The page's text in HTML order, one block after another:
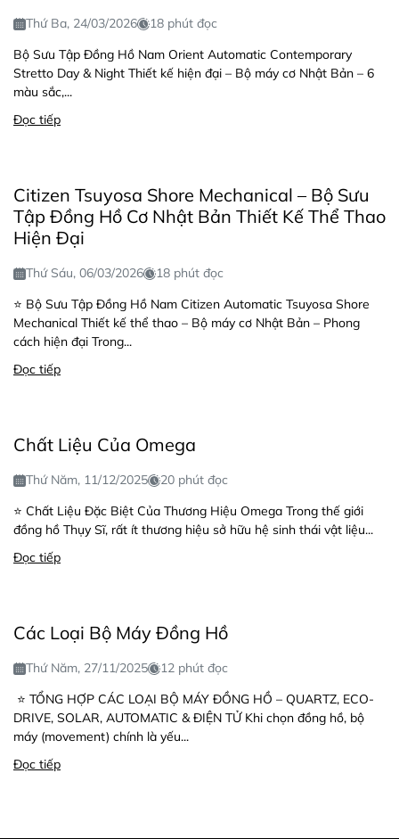
Thứ Ba, 24/03/2026
18 phút đọc
Bộ Sưu Tập Đồng Hồ Nam Orient Automatic Contemporary
Stretto Day & Night Thiết kế hiện đại – Bộ máy cơ Nhật Bản – 6
màu sắc,...
Đọc tiếp
Citizen Tsuyosa Shore Mechanical – Bộ Sưu
Tập Đồng Hồ Cơ Nhật Bản Thiết Kế Thể Thao
Hiện Đại
Thứ Sáu, 06/03/2026
18 phút đọc
⭐ Bộ Sưu Tập Đồng Hồ Nam Citizen Automatic Tsuyosa Shore
Mechanical Thiết kế thể thao – Bộ máy cơ Nhật Bản – Phong
cách hiện đại Trong...
Đọc tiếp
Chất Liệu Của Omega
Thứ Năm, 11/12/2025
20 phút đọc
⭐ Chất Liệu Đặc Biệt Của Thương Hiệu Omega Trong thế giới
đồng hồ Thụy Sĩ, rất ít thương hiệu sở hữu hệ sinh thái vật liệu...
Đọc tiếp
Các Loại Bộ Máy Đồng Hồ
Thứ Năm, 27/11/2025
12 phút đọc
⭐ TỔNG HỢP CÁC LOẠI BỘ MÁY ĐỒNG HỒ – QUARTZ, ECO-
DRIVE, SOLAR, AUTOMATIC & ĐIỆN TỬ Khi chọn đồng hồ, bộ
máy (movement) chính là yếu...
Đọc tiếp